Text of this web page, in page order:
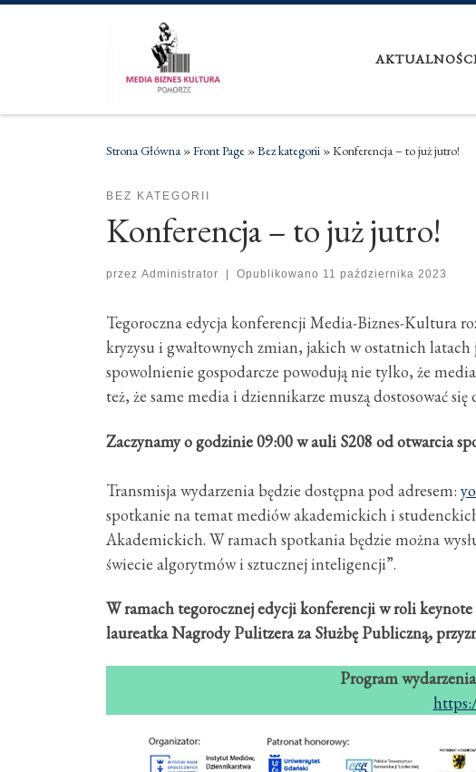
Strona Główna »Front Page »Bez kategorii »Konferencja – to już jutro!
BEZ KATEGORII
Konferencja – to już jutro!
przez Administrator Opublikowano 11 października 2023
Tegoroczna edycja konferencji Media-Biznes-Kultura
kryzysu i gwałtownych zmian, jakich w ostatnich
spowolnienie gospodarcze powodują nie tylko, że
też, że same media i dziennikarze muszą dostosować
Zaczynamy o godzinie 09:00 w auli S208 od otwarcia
Transmisja wydarzenia będzie dostępna pod adresem:
spotkanie na temat mediów akademickich i
Akademickich. W ramach spotkania będzie można
świecie algorytmów i sztucznej inteligencji”.
W ramach tegorocznej edycji konferencji w roli
laureatka Nagrody Pulitzera za Służbę Publiczną,
Program